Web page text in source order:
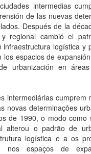
intermedias
de las nuevas
Después de la
regional cambió el
logística y
espacios de
urbanización en
intermediárias cumprem
novas determinações
de 1990, o modo como
o padrão de
logística e a os
nos espaços de